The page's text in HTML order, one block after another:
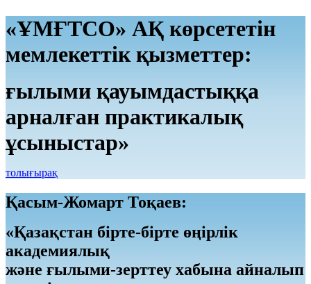
«ҰМҒТСО» АҚ көрсететін
мемлекеттік қызметтер:
ғылыми қауымдастыққа
арналған практикалық
ұсыныстар»
толығырақ
Қасым-Жомарт Тоқаев:
«Қазақстан бірте-бірте өңірлік
академиялық
және ғылыми-зерттеу хабына айналып